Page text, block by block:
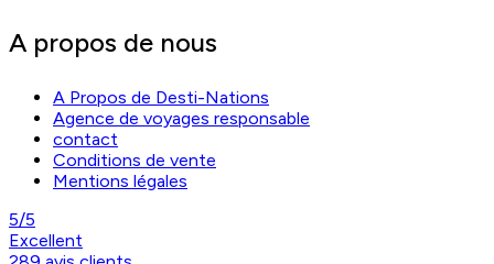
A propos de nous
A Propos de Desti-Nations
Agence de voyages responsable
contact
Conditions de vente
Mentions légales
5/5
Excellent